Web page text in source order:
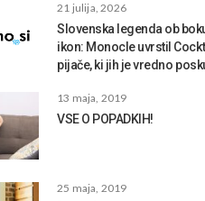
21 julija, 2026
Slovenska legenda ob
ikon: Monocle uvrstil
pijače, ki jih je vredno
13 maja, 2019
VSE O POPADKIH!
25 maja, 2019